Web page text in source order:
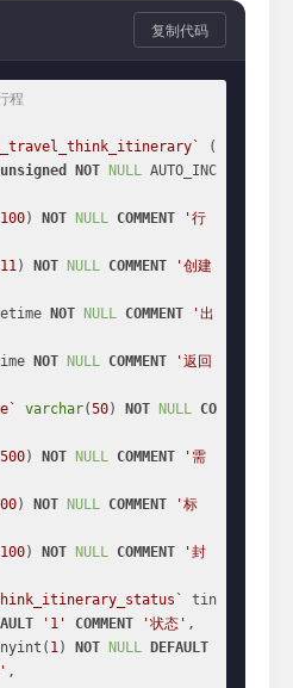
复制代码
程
(
unsigned NOT NULL AUTO_INC
100) NOT NULL COMMENT
'行
11) NOT NULL COMMENT
'创建
NOT NULL COMMENT
'出
NOT NULL COMMENT
'返回
varchar(50) NOT NULL CO
500) NOT NULL COMMENT
'需
) NOT NULL COMMENT
'标
100) NOT NULL COMMENT
'封
tin
'1' COMMENT '状态' ,
1) NOT NULL
DEFAULT
,